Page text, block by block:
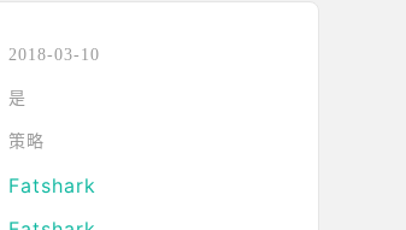
2018-03-10
是
策略
Fatshark